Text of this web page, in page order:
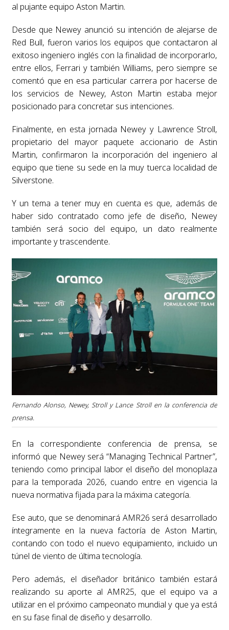
al pujante equipo Aston Martin.
Desde que Newey anunció su intención de alejarse de
Red Bull, fueron varios los equipos que contactaron al
exitoso ingeniero inglés con la finalidad de incorporarlo,
entre ellos, Ferrari y también Williams, pero siempre se
comentó que en esa particular carrera por hacerse de
los servicios de Newey, Aston Martin estaba mejor
posicionado para concretar sus intenciones.
Finalmente, en esta jornada Newey y Lawrence Stroll,
propietario del mayor paquete accionario de Astin
Martin, confirmaron la incorporación del ingeniero al
equipo que tiene su sede en la muy tuerca localidad de
Silverstone.
Y un tema a tener muy en cuenta es que, además de
haber sido contratado como jefe de diseño, Newey
también será socio del equipo, un dato realmente
importante y trascendente.
Fernando Alonso, Newey, Stroll y Lance Stroll en la conferencia de
prensa.
En la correspondiente conferencia de prensa, se
informó que Newey será “Managing Technical Partner”,
teniendo como principal labor el diseño del monoplaza
para la temporada 2026, cuando entre en vigencia la
nueva normativa fijada para la máxima categoría.
Ese auto, que se denominará AMR26 será desarrollado
íntegramente en la nueva factoría de Aston Martin,
contando con todo el nuevo equipamiento, incluido un
túnel de viento de última tecnología.
Pero además, el diseñador británico también estará
realizando su aporte al AMR25, que el equipo va a
utilizar en el próximo campeonato mundial y que ya está
en su fase final de diseño y desarrollo.